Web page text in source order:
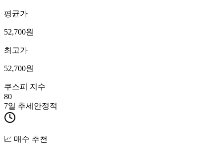
평균가
52,700원
최고가
52,700원
쿠스피 지수
80
7일 추세 안정적
📈 매수 추천